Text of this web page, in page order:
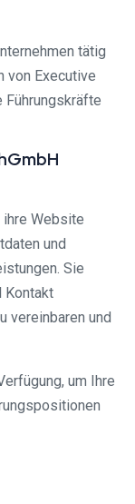
tätig
von Executive
Führungskräfte
ihre Website
und
Sie
Kontakt
vereinbaren und
um Ihre